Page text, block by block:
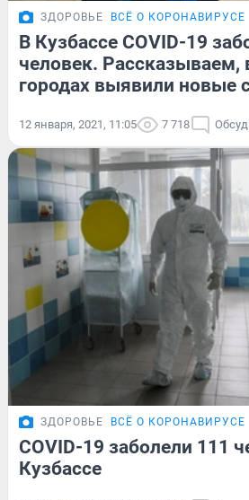
ЗДОРОВЬЕ ВСЁ О КОРОНАВИРУСЕ
В Кузбассе COVID-19
человек. Рассказываем,
городах выявили новые
12 января, 2021, 11:05 7 718
ЗДОРОВЬЕ ВСЁ О КОРОНАВИРУСЕ
COVID-19 заболели 111
Кузбассе